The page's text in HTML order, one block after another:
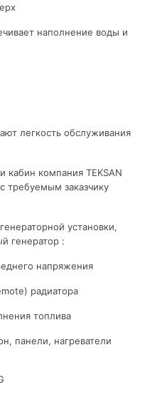
наполнение воды и
легкость обслуживания
кабин компания TEKSAN
требуемым заказчику
установки,
генератор :
напряжения
радиатора
топлива
панели, нагреватели